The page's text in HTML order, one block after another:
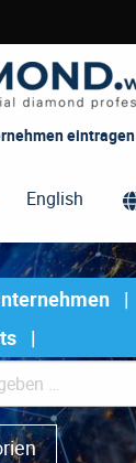
eintragen
English